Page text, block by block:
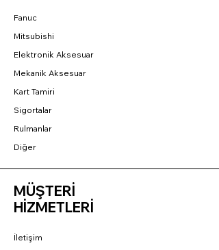
Fanuc
Mitsubishi
Elektronik Aksesuar
Mekanik Aksesuar
Kart Tamiri
Sigortalar
Rulmanlar
Diğer
MÜŞTERİ
HİZMETLERİ
İletişim